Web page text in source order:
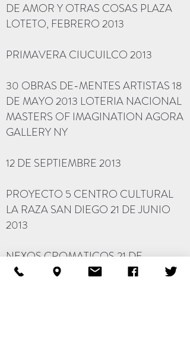
DE AMOR Y OTRAS COSAS PLAZA
LOTETO, FEBRERO 2013
PRIMAVERA CIUCUILCO 2013
30 OBRAS DE-MENTES ARTISTAS 18
DE MAYO 2013 LOTERIA NACIONAL
MASTERS OF IMAGINATION AGORA
GALLERY NY
12 DE SEPTIEMBRE 2013
PROYECTO 5 CENTRO CULTURAL
LA RAZA SAN DIEGO 21 DE JUNIO
2013
NEXOS CROMATICOS 21 DE
AGOSTO 2013